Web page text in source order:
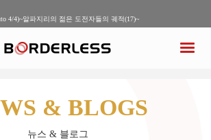
4/4)~알파지리의 젊은 도전자들의 궤적(17)~
방법
& BLOGS
뉴스 & 블로그